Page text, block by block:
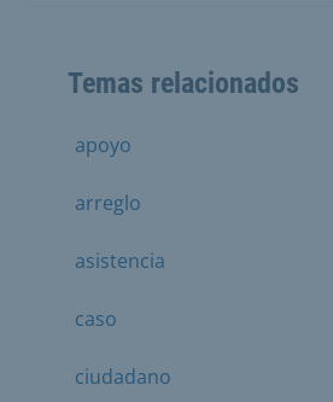
Temas relacionados
apoyo
arreglo
asistencia
caso
ciudadano